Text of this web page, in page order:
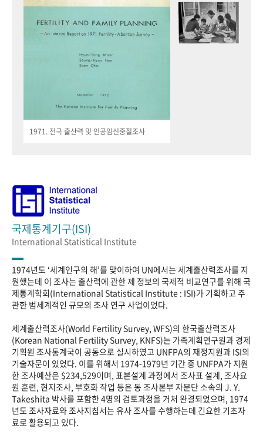
1971. 전국 출산력 및 인공임신중절조사
국제통계기구(ISI)
International Statistical Institute
1974년도 ‘세계인구의 해’를 맞이하여 UN에서는 세계출산력조사를 지
원했는데 이 조사는 출산력에 관한 제 정보의 국제적 비교연구를 위해 국
제통계학회(International Statistical Institute : ISI)가 기획하고 주
관한 범세계적인 규모의 조사 연구 사업이었다.
세계출산력조사(World Fertility Survey, WFS)의 한국출산력조사
(Korean National Fertility Survey, KNFS)는 가족계획연구원과 경제
기획원 조사통계국이 공동으로 실시하였고 UNFPA의 재정지원과 ISI의
기술자문이 있었다. 이를 위해서 1974-1979년 기간 중 UNFPA가 지원
한 조사예산은 $234,529이며, 표본설계 과정에서 조사표 설계, 조사요
원 훈련, 현지조사, 부호화 작업 등은 동 조사본부 자문단 소속의 J. Y.
Takeshita 박사를 포함한 4명의 검토과정을 거처 완결되었으며, 1974
년도 조사자료와 조사지침서는 유사 조사를 수행하는데 긴요한 기초자
료로 활용되고 있다.